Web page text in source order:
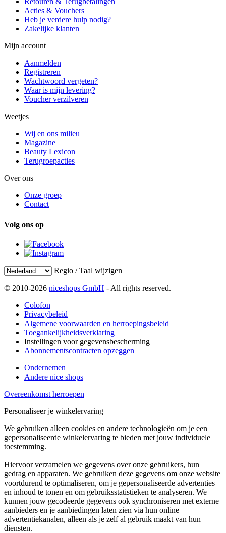
Acties & Vouchers
Heb je verdere hulp nodig?
Zakelijke klanten
Mijn account
Aanmelden
Registreren
Wachtwoord vergeten?
Waar is mijn levering?
Voucher verzilveren
Weetjes
Wij en ons milieu
Magazine
Beauty Lexicon
Terugroepacties
Over ons
Onze groep
Contact
Volg ons op
Regio / Taal wijzigen
© 2010-2026 niceshops GmbH - All rights reserved.
Colofon
Privacybeleid
Algemene voorwaarden en herroepingsbeleid
Toegankelijkheidsverklaring
Instellingen voor gegevensbescherming
Abonnementscontracten opzeggen
Ondernemen
Andere nice shops
Overeenkomst herroepen
Personaliseer je winkelervaring
We gebruiken alleen cookies en andere technologieën om je een
gepersonaliseerde winkelervaring te bieden met jouw individuele
toestemming.
Hiervoor verzamelen we gegevens over onze gebruikers, hun
gedrag en apparaten. We gebruiken deze gegevens om onze website
voortdurend te optimaliseren, om je gepersonaliseerde advertenties
en inhoud te tonen en om gebruiksstatistieken te analyseren. We
kunnen jouw gecodeerde gegevens ook synchroniseren met externe
aanbieders en je aanbiedingen laten zien via hun online
advertentiekanalen, alleen als je zelf al gebruik maakt van hun
diensten.